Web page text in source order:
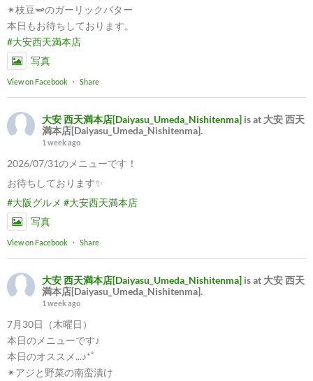
✴︎枝豆🫛のガーリックバター
本日もお待ちしております。
#大安西天満本店
写真
View on Facebook · Share
大安 西天満本店[Daiyasu_Umeda_Nishitenma] is at 大安 西天
満本店[Daiyasu_Umeda_Nishitenma].
1 week ago
2026/07/31のメニューです！
お待ちしております✨
#大阪グルメ #大安西天満本店
写真
View on Facebook · Share
大安 西天満本店[Daiyasu_Umeda_Nishitenma] is at 大安 西天
満本店[Daiyasu_Umeda_Nishitenma].
1 week ago
7月30日（木曜日）
本日のメニューです♪
本日のオススメ...♪*ﾟ
✴︎アジと野菜の南蛮漬け